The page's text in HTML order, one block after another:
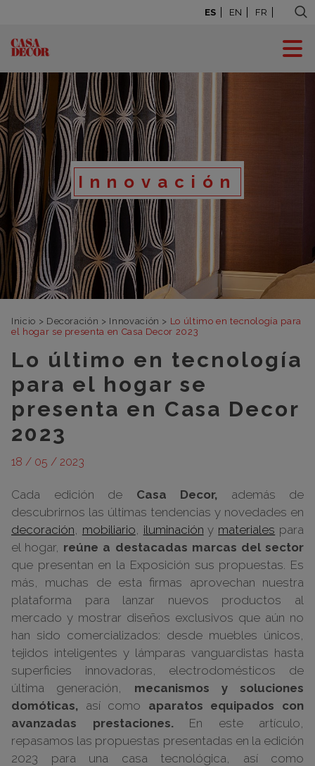
ES EN FR
Innovación
Inicio > Decoración > Innovación > Lo último en tecnología para
el hogar se presenta en Casa Decor 2023
Lo último en tecnología
para el hogar se
presenta en Casa Decor
2023
18 / 05 / 2023
Cada edición de Casa Decor, además de
descubrirnos las últimas tendencias y novedades en
decoración, mobiliario, iluminación y materiales para
el hogar, reúne a destacadas marcas del sector
que presentan en la Exposición sus propuestas. Es
más, muchas de esta firmas aprovechan nuestra
plataforma para lanzar nuevos productos al
mercado y mostrar diseños exclusivos que aún no
han sido comercializados: desde muebles únicos,
tejidos inteligentes y lámparas vanguardistas hasta
superficies innovadoras, electrodomésticos de
última generación, mecanismos y soluciones
domóticas, así como aparatos equipados con
avanzadas prestaciones.En este artículo,
repasamos las propuestas presentadas en la edición
2023 para una casa tecnológica, así como